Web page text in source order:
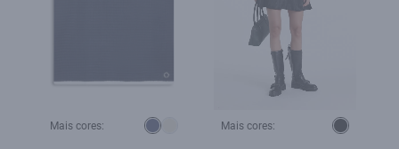
Mais cores: Mais cores: